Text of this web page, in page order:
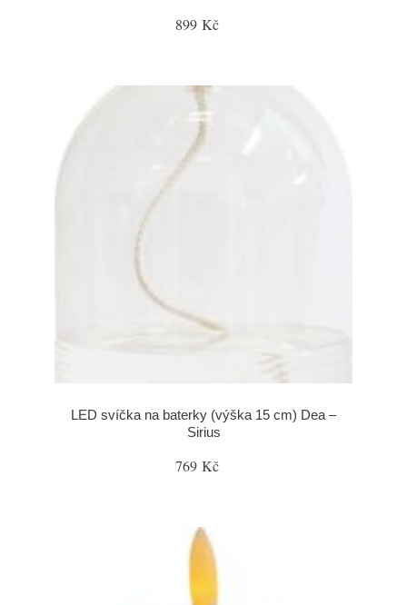
899 Kč
LED svíčka na baterky (výška 15 cm) Dea –
Sirius
769 Kč